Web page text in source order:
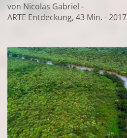
von Nicolas Gabriel -
ARTE Entdeckung, 43 Min. - 2017